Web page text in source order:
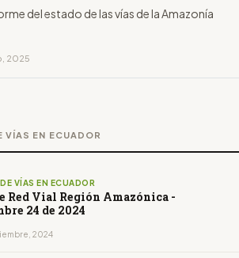
del estado de las vías de la Amazonía
2025
VÍAS EN ECUADOR
VÍAS EN ECUADOR
Red Vial Región Amazónica -
24 de 2024
2024